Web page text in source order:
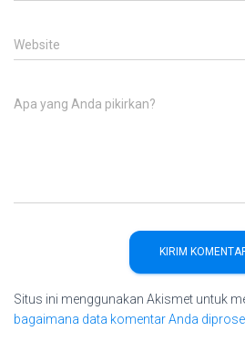
Website
Apa yang Anda pikirkan?
Situs ini menggunakan Akismet untuk
bagaimana data komentar Anda